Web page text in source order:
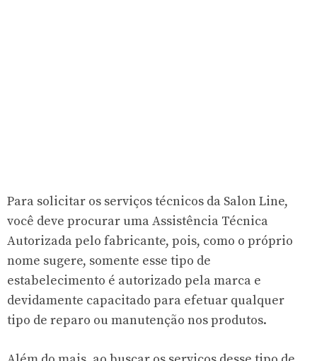
Para solicitar os serviços técnicos da Salon Line,
você deve procurar uma Assistência Técnica
Autorizada pelo fabricante, pois, como o próprio
nome sugere, somente esse tipo de
estabelecimento é autorizado pela marca e
devidamente capacitado para efetuar qualquer
tipo de reparo ou manutenção nos produtos.